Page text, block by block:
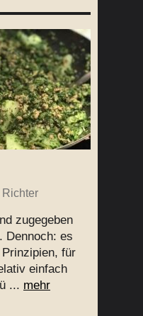
Richter
zugegeben
Dennoch: es
für
einfach
... mehr